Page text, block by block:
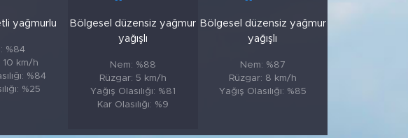
yağmurlu
%84
10 km/h
%84
%25
Bölgesel düzensiz yağmur
yağışlı
Nem: %88
Rüzgar: 5 km/h
Yağış Olasılığı: %81
Kar Olasılığı: %9
Bölgesel düzensiz yağmur
yağışlı
Nem: %87
Rüzgar: 8 km/h
Yağış Olasılığı: %85